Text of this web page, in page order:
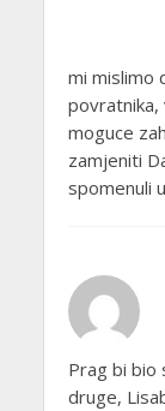
mi mislimo
moguce
zamjeniti
spomenuli
Prag bi bio
druge,